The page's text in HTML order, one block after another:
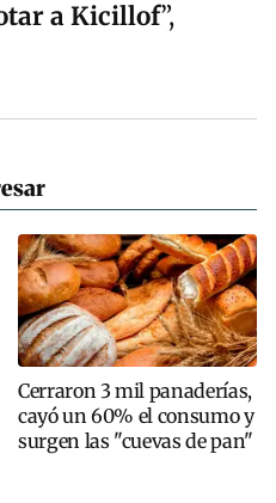
a Kicillof”,
Cerraron 3 mil panaderías,
cayó un 60% el consumo y
surgen las "cuevas de pan"